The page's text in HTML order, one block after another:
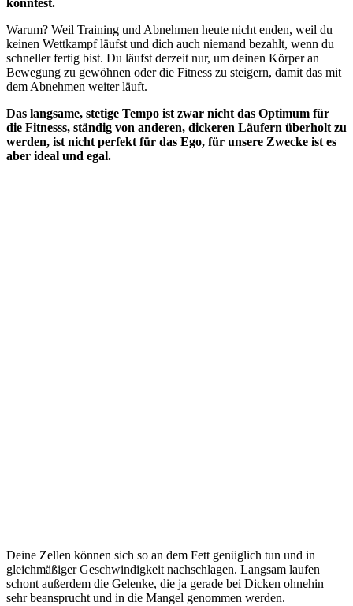
könntest.
Warum? Weil Training und Abnehmen heute nicht enden, weil du
keinen Wettkampf läufst und dich auch niemand bezahlt, wenn du
schneller fertig bist. Du läufst derzeit nur, um deinen Körper an
Bewegung zu gewöhnen oder die Fitness zu steigern, damit das mit
dem Abnehmen weiter läuft.
Das langsame, stetige Tempo ist zwar nicht das Optimum für
die Fitnesss, ständig von anderen, dickeren Läufern überholt zu
werden, ist nicht perfekt für das Ego, für unsere Zwecke ist es
aber ideal und egal.
Deine Zellen können sich so an dem Fett genüglich tun und in
gleichmäßiger Geschwindigkeit nachschlagen. Langsam laufen
schont außerdem die Gelenke, die ja gerade bei Dicken ohnehin
sehr beansprucht und in die Mangel genommen werden.